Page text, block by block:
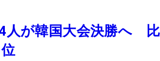
人が韓国大会決勝へ